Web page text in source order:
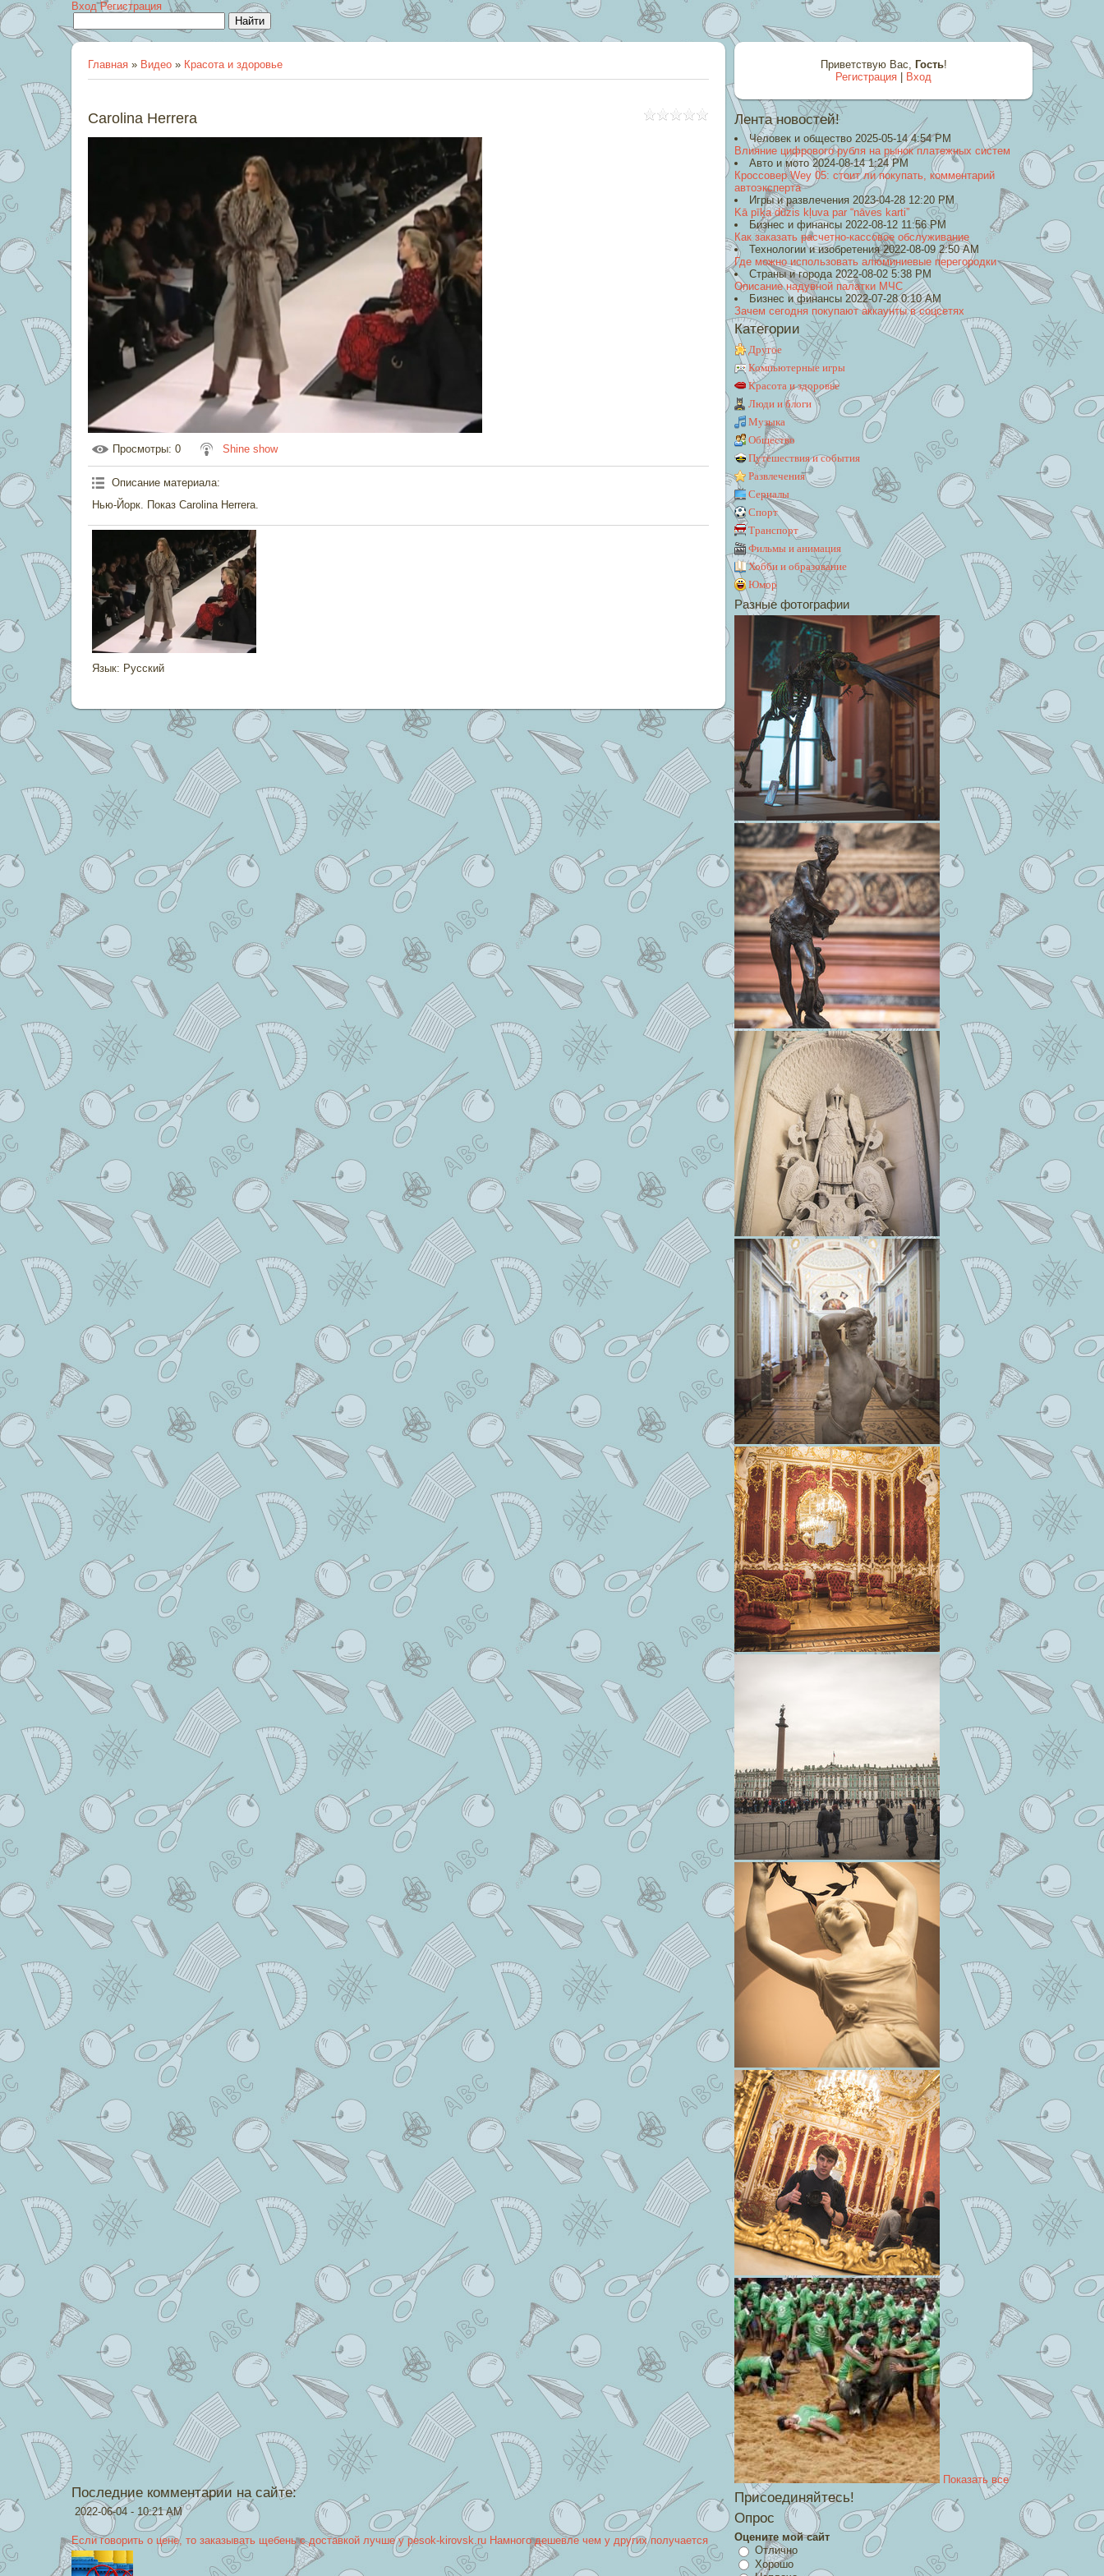
Вход Регистрация
Главная » Видео » Красота и здоровье
Carolina Herrera
Просмотры: 0 Shine show
Описание материала:
Нью-Йорк. Показ Carolina Herrera.
Язык: Русский
Приветствую Вас, Гость!
Регистрация
Вход
Лента новостей!
Человек и общество 2025-05-14 4:54 PM
Влияние цифрового рубля на рынок платежных систем
Авто и мото 2024-08-14 1:24 PM
Кроссовер Wey 05: стоит ли покупать, комментарий
автоэксперта
Игры и развлечения 2023-04-28 12:20 PM
Kā pīķa dūzis kļuva par “nāves karti”
Бизнес и финансы 2022-08-12 11:56 PM
Как заказать расчетно-кассовое обслуживание
Технологии и изобретения 2022-08-09 2:50 AM
Где можно использовать алюминиевые перегородки
Страны и города 2022-08-02 5:38 PM
Описание надувной палатки МЧС
Бизнес и финансы 2022-07-28 0:10 AM
Зачем сегодня покупают аккаунты в соцсетях
Категории
Другое
Компьютерные игры
Красота и здоровье
Люди и блоги
Музыка
Общество
Путешествия и события
Развлечения
Сериалы
Спорт
Транспорт
Фильмы и анимация
Хобби и образование
Юмор
Разные фотографии
Показать все
Присоединяйтесь!
Опрос
Оцените мой сайт
Отлично
Хорошо
Последние комментарии на сайте:
2022-06-04 - 10:21 AM
Если говорить о цене, то заказывать щебень с доставкой лучше у pesok-kirovsk.ru Намного дешевле чем у других получается